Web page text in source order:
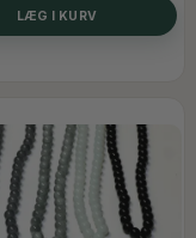
LÆG I KURV